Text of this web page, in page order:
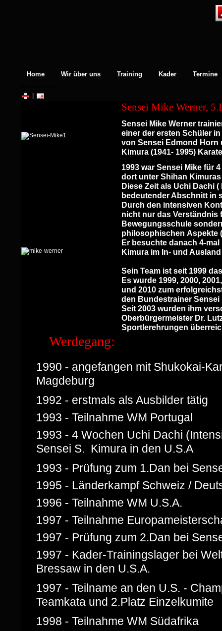
Home Wir über uns Training Kader Termine
Sensei Mike Werner,
Sensei Mike Werner
einer der ersten Schüler in
von Sensei Edmond Horn
Kimura (1941- 1995)
1993 war Sensei Mike für
dort unter Shihan
Diese Zeit als Uchi Dachi
bedeutender Abschnitt in
Durch den intensiven
nicht nur das Verständnis
Bewegungsschule
philosophischen Aspekte
Er besuchte danach 4-
Kimura im In- und
Sein Team ist seit 1999
Es wurde 1999, 2000,
und 2010 zum
den Bundestrainer
Seit 2003 wurden ihm
Oberbürgermeister Dr.
Sportlerehrungen
Werdegang:
1990 - angefangen mit Shukokai-
Magdeburg
1992 - erstmals als Ausbilder tätig
1993 - Teilnahme WM Portugal
1993 - 4 Wochen Uchi Dachi
Sensei S. Kimura in den U.S.A
1993 - Prüfung zum 1.Dan bei
1995 - Länderkampf Schweiz /
1996 - Teilnahme WM U.S.A.
1997 - Teilnahme
1997 - Prüfung zum 2.Dan bei
1997 - Kader-Trainingslager bei
Bressaw in den U.S.A.
1997 - Teilname an den U.S. -
Teamkata und 2.Platz Einzelkumite
1998 - Teilnahme WM Südafrika